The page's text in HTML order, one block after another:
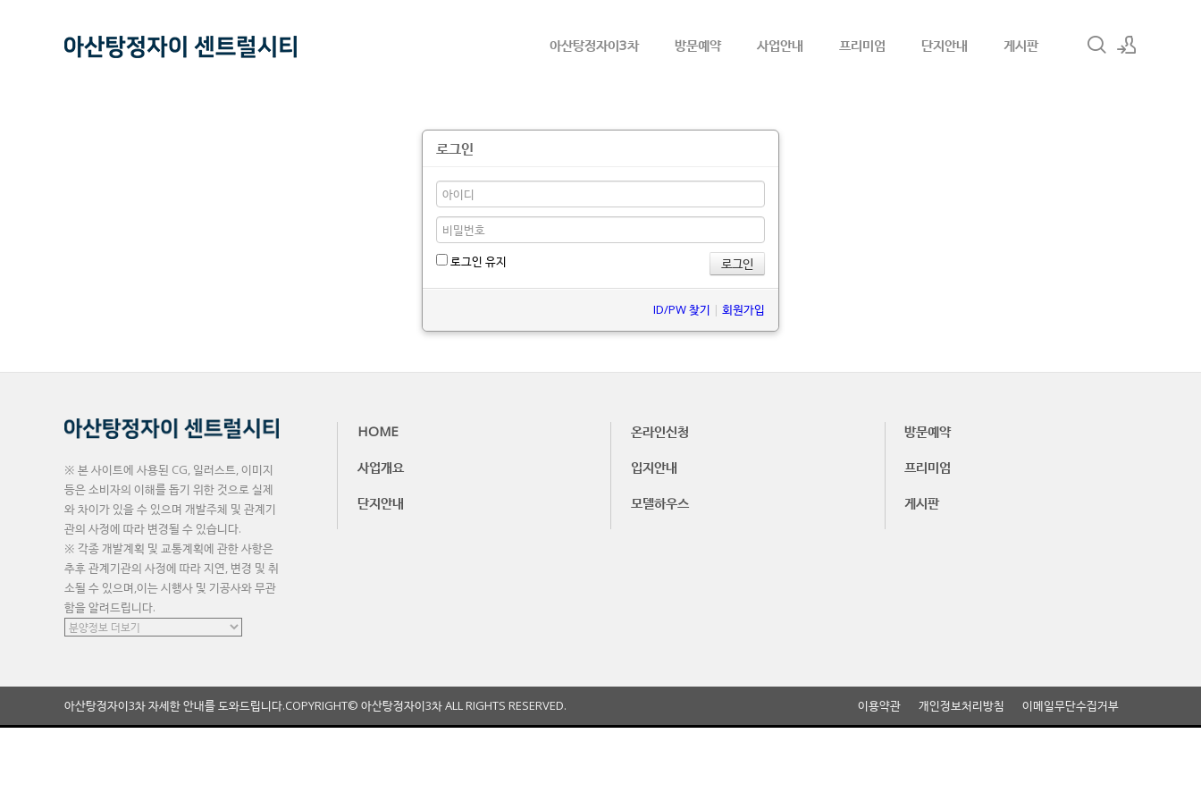
아산탕정자이3차 방문예약 사업안내 프리미엄 단지안내 게시판
로그인
로그인 유지
ID/PW 찾기 | 회원가입
※ 본 사이트에 사용된 CG, 일러스트, 이미지
등은 소비자의 이해를 돕기 위한 것으로 실제
와 차이가 있을 수 있으며 개발주체 및 관계기
관의 사정에 따라 변경될 수 있습니다.
※ 각종 개발계획 및 교통계획에 관한 사항은
추후 관계기관의 사정에 따라 지연, 변경 및 취
소될 수 있으며,이는 시행사 및 기공사와 무관
함을 알려드립니다.
HOME 온라인신청
방문예약
사업개요
입지안내
프리미엄
단지안내
모델하우스 게시판
아산탕정자이3차 자세한 안내를 도와드립니다. 이메일무단수집거부
개인정보처리방침
이용약관
COPYRIGHT© 아산탕정자이3차 ALL RIGHTS RESERVED.